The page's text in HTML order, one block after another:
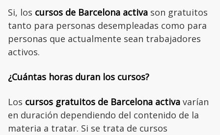
Si, los cursos de Barcelona activa son gratuitos
tanto para personas desempleadas como para
personas que actualmente sean trabajadores
activos.
¿Cuántas horas duran los cursos?
Los cursos gratuitos de Barcelona activa varían
en duración dependiendo del contenido de la
materia a tratar. Si se trata de cursos